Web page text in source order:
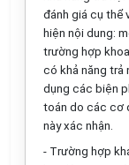
đánh giá cụ thể
hiện nội dung:
trường hợp
có khả năng trả
dụng các biện
toán do các cơ
này xác nhận.
- Trường hợp